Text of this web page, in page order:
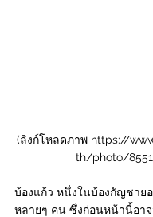
(ลิงก์โหลดภาพ https://
th/photo/
บ้องแก้ว หนึ่งในบ้องกัญชาย
หลายๆ คน ซึ่งก่อนหน้านี้อา